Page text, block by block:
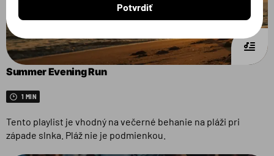
Summer Evening Run
1 MIN
Tento playlist je vhodný na večerné behanie na pláži pri
západe slnka. Pláž nie je podmienkou.
Potvrdiť